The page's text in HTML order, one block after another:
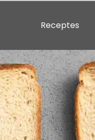
Receptes